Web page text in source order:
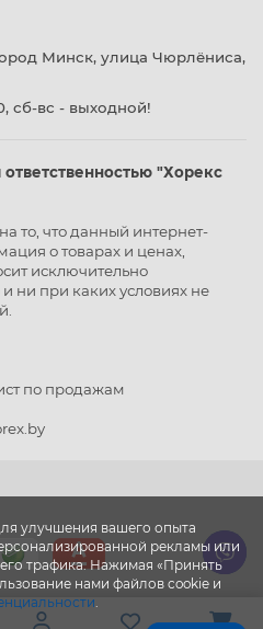
улучшения вашего опыта
рекламы или
трафика. Нажимая «Принять
нами файлов cookie и
.
Минск, улица Чюрлёниса,
сб-вс - выходной!
"Хорекс
то, что данный интернет-
о товарах и ценах,
исключительно
ни при каких условиях не
по продажам